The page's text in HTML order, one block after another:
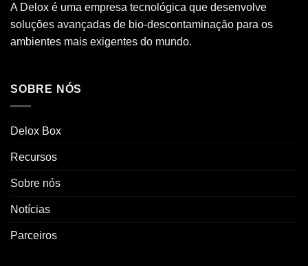
A Delox é uma empresa tecnológica que desenvolve
soluções avançadas de bio-descontaminação para os
ambientes mais exigentes do mundo.
SOBRE NÓS
Delox Box
Recursos
Sobre nós
Notícias
Parceiros